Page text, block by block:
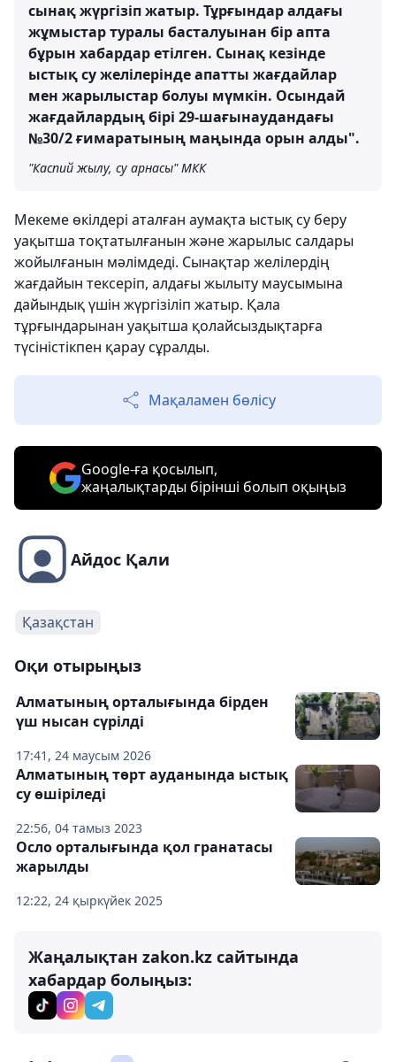
сынақ жүргізіп жатыр. Тұрғындар алдағы
жұмыстар туралы басталуынан бір апта
бұрын хабардар етілген. Сынақ кезінде
ыстық су желілерінде апатты жағдайлар
мен жарылыстар болуы мүмкін. Осындай
жағдайлардың бірі 29-шағынаудандағы
№30/2 ғимаратының маңында орын алды".
"Каспий жылу, су арнасы" МКК
Мекеме өкілдері аталған аумақта ыстық су беру
уақытша тоқтатылғанын және жарылыс салдары
жойылғанын мәлімдеді. Сынақтар желілердің
жағдайын тексеріп, алдағы жылыту маусымына
дайындық үшін жүргізіліп жатыр. Қала
тұрғындарынан уақытша қолайсыздықтарға
түсіністікпен қарау сұралды.
Мақаламен бөлісу
Google-ға қосылып,
жаңалықтарды бірінші болып оқыңыз
Айдос Қали
Қазақстан
Оқи отырыңыз
17:41, 24 маусым 2026
Алматының орталығында бірден
үш нысан сүрілді
22:56, 04 тамыз 2023
Алматының төрт ауданында ыстық
су өшіріледі
12:22, 24 қыркүйек 2025
Осло орталығында қол гранатасы
жарылды
Жаңалықтан zakon.kz сайтында
хабардар болыңыз: